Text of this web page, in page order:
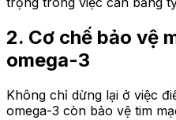
2. Cơ chế bảo vệ
omega-3
Không chỉ dừng lại ở việc
omega-3 còn bảo vệ tim